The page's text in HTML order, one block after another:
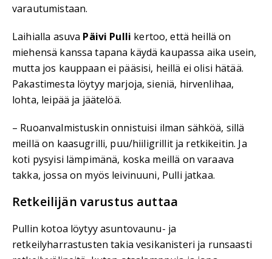
varautumistaan.
Laihialla asuva Päivi Pulli kertoo, että heillä on
miehensä kanssa tapana käydä kaupassa aika usein,
mutta jos kauppaan ei pääsisi, heillä ei olisi hätää.
Pakastimesta löytyy marjoja, sieniä, hirvenlihaa,
lohta, leipää ja jäätelöä.
– Ruoanvalmistuskin onnistuisi ilman sähköä, sillä
meillä on kaasugrilli, puu/hiiligrillit ja retkikeitin. Ja
koti pysyisi lämpimänä, koska meillä on varaava
takka, jossa on myös leivinuuni, Pulli jatkaa.
Retkeilijän varustus auttaa
Pullin kotoa löytyy asuntovaunu- ja
retkeilyharrastusten takia vesikanisteri ja runsaasti